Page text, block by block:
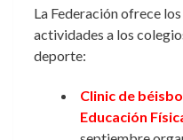
La Federación ofrece
actividades a los
deporte:
Clinic de
Educación